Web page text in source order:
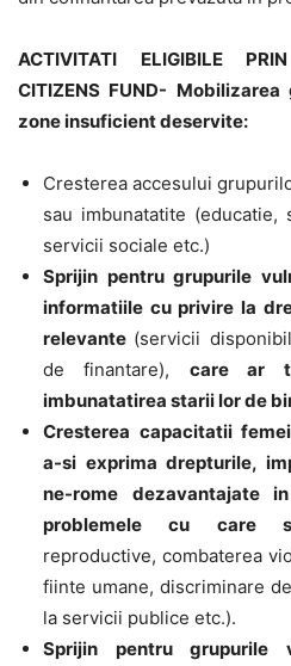
ACTIVITATI ELIGIBILE
CITIZENS FUND- Mobilizarea
zone insuficient deservite:
Cresterea accesului
sau imbunatatite (educatie,
servicii sociale etc.)
Sprijin pentru grupurile
informatiile cu privire la
relevante (servicii
de finantare), care ar
imbunatatirea starii lor de
Cresterea capacitatii
a-si exprima drepturile,
ne-rome dezavantajate
problemele cu care
reproductive, combaterea
fiinte umane, discriminare
la servicii publice etc.).
Sprijin pentru